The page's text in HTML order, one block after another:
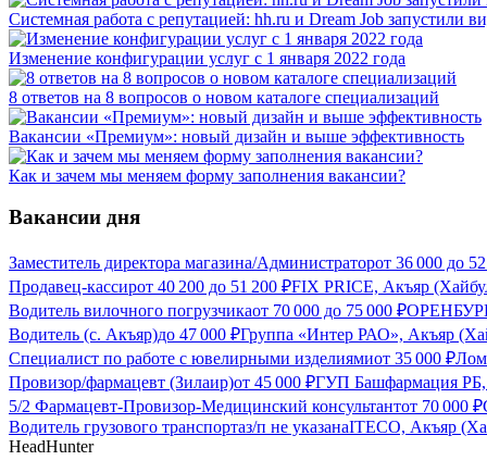
Системная работа с репутацией: hh.ru и Dream Job запустили
Изменение конфигурации услуг с 1 января 2022 года
8 ответов на 8 вопросов о новом каталоге специализаций
Вакансии «Премиум»: новый дизайн и выше эффективность
Как и зачем мы меняем форму заполнения вакансии?
Вакансии дня
Заместитель директора магазина/Администраторот 36 000 до
Продавец-кассирот 40 200 до 51 200 ₽FIX PRICE, Акъяр
Водитель вилочного погрузчикаот 70 000 до 75 000 ₽
Водитель (с. Акъяр)до 47 000 ₽Группа «Интер РАО», Акъяр
Специалист по работе с ювелирными изделиямиот 35 000 ₽
Провизор/фармацевт (Зилаир)от 45 000 ₽ГУП Башфармация РБ,
5/2 Фармацевт-Провизор-Медицинский консультантот 70 000 ₽
Водитель грузового транспортаз/п не указанаITECO, Акъяр
HeadHunter